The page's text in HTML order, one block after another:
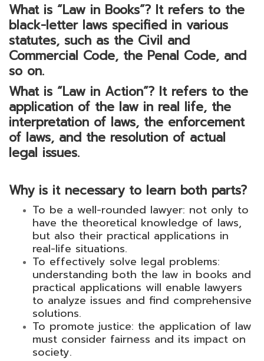
What is “Law in Books”? It refers to the
black-letter laws specified in various
statutes, such as the Civil and
Commercial Code, the Penal Code, and
so on.
What is “Law in Action”? It refers to the
application of the law in real life, the
interpretation of laws, the enforcement
of laws, and the resolution of actual
legal issues.
Why is it necessary to learn both parts?
To be a well-rounded lawyer: not only to
have the theoretical knowledge of laws,
but also their practical applications in
real-life situations.
To effectively solve legal problems:
understanding both the law in books and
practical applications will enable lawyers
to analyze issues and find comprehensive
solutions.
To promote justice: the application of law
must consider fairness and its impact on
society.